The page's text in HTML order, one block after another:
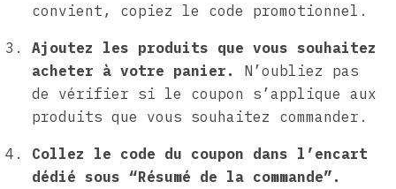
convient, copiez le code promotionnel.
Ajoutez les produits que vous souhaitez
acheter à votre panier.
N’oubliez pas
de vérifier si le coupon s’applique aux
produits que vous souhaitez commander.
Collez le code du coupon dans l’encart
dédié sous “Résumé de la commande”.